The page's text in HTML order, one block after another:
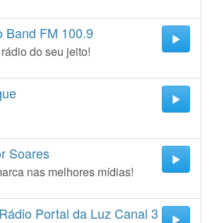
Band FM 100.9
do seu jeito!
Soares
nas melhores mídias!
Portal da Luz Canal 3